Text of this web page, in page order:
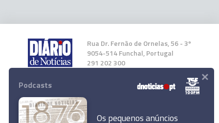
Rua Dr. Fernão de Ornelas, 56 - 3º
9054-514 Funchal, Portugal
291 202 300
Instale a nossa App
Podcasts
Os pequenos anúncios
×